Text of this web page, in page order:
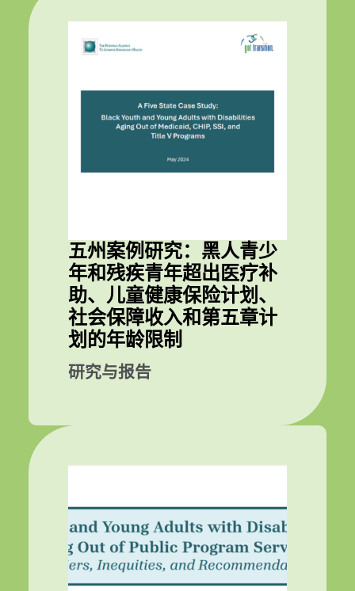
五州案例研究：黑人青少
年和残疾青年超出医疗补
助、儿童健康保险计划、
社会保障收入和第五章计
划的年龄限制
研究与报告